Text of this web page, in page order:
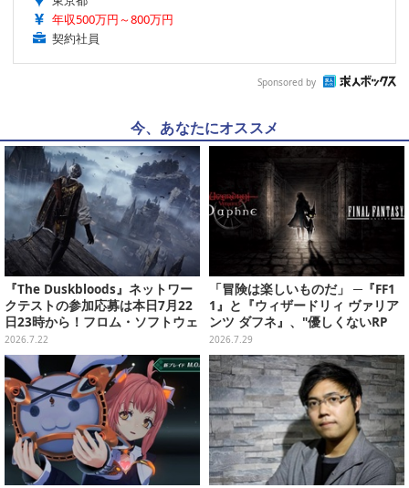
年収500万円～800万円
契約社員
Sponsored by
今、あなたにオススメ
『The Duskbloods』ネットワー
クテストの参加応募は本日7月22
日23時から！フロム・ソフトウェ
アによる最大8人のPvPvEマルチ
プレイACT
2026.7.22
「冒険は楽しいものだ」 ─『FF1
1』と『ウィザードリィ ヴァリア
ンツ ダフネ』、"優しくないRP
G"の沼にどっぷり沈んだ4人の話
2026.7.29